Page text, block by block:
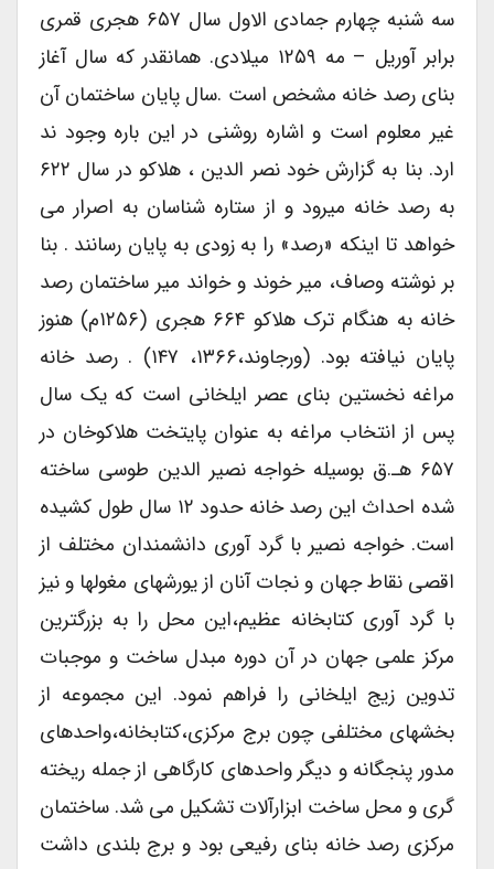
سه شنبه چهارم جمادی الاول سال ۶۵۷ هجری قمری
برابر آوریل – مه ۱۲۵۹ میلادی. همانقدر که سال آغاز
بنای رصد خانه مشخص است .سال پایان ساختمان آن
غیر معلوم است و اشاره روشنی در این باره وجود ند
ارد. بنا به گزارش خود نصر الدین ، هلاکو در سال ۶۲۲
به رصد خانه میرود و از ستاره شناسان به اصرار می
خواهد تا اینکه «رصد» را به زودی به پایان رسانند . بنا
بر نوشته وصاف، میر خوند و خواند میر ساختمان رصد
خانه به هنگام ترک هلاکو ۶۶۴ هجری (۱۲۵۶م) هنوز
پایان نیافته بود. (ورجاوند،۱۳۶۶، ۱۴۷) . رصد خانه
مراغه نخستین بنای عصر ایلخانی است که یک سال
پس از انتخاب مراغه به عنوان پایتخت هلاکوخان در
۶۵۷ هـ.ق بوسیله خواجه نصیر الدین طوسی ساخته
شده احداث این رصد خانه حدود ۱۲ سال طول کشیده
است. خواجه نصیر با گرد آوری دانشمندان مختلف از
اقصی نقاط جهان و نجات آنان از یورشهای مغولها و نیز
با گرد آوری کتابخانه عظیم،این محل را به بزرگترین
مرکز علمی جهان در آن دوره مبدل ساخت و موجبات
تدوین زیج ایلخانی را فراهم نمود. این مجموعه از
بخشهای مختلفی چون برج مرکزی،کتابخانه،واحدهای
مدور پنجگانه و دیگر واحدهای کارگاهی از جمله ریخته
گری و محل ساخت ابزارآلات تشکیل می شد. ساختمان
مرکزی رصد خانه بنای رفیعی بود و برج بلندی داشت